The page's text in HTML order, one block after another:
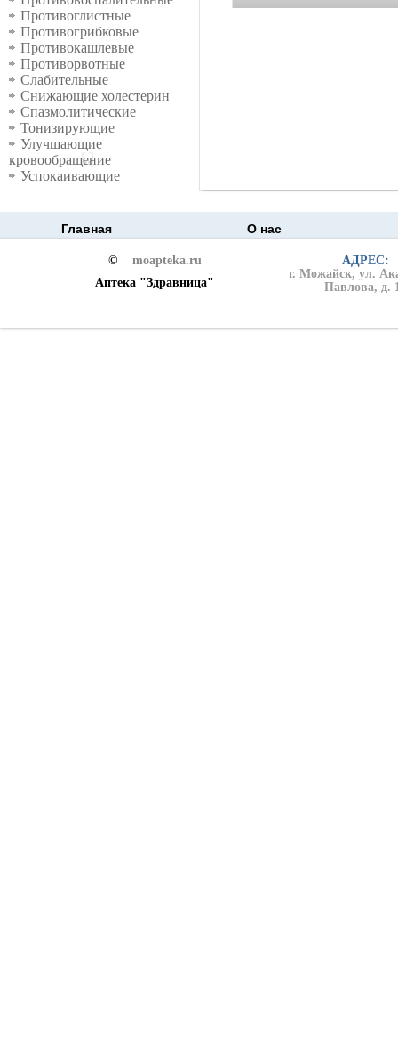
Противоглистные
Противогрибковые
Противокашлевые
Противорвотные
Слабительные
Снижающие холестерин
Спазмолитические
Тонизирующие
Улучшающие
кровообращение
Успокаивающие
Главная О нас
©
moapteka.ru
Аптека "Здравница"
АДРЕС:
г. Можайск, ул.
Павлова, д.